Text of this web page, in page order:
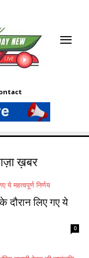
ख़बर
दौरान लिए गए ये
0